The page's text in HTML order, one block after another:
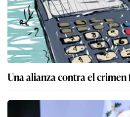
Una alianza contra el